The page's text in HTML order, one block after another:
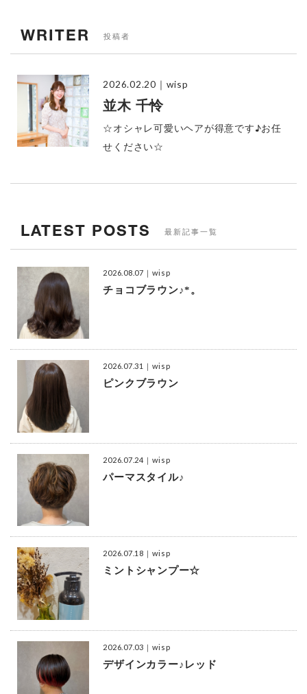
WRITER 投稿者
2026.02.20 ｜wisp
並木 千怜
☆オシャレ可愛いヘアが得意です♪お任
せください☆
LATEST POSTS 最新記事一覧
2026.08.07 ｜wisp
チョコブラウン♪*。
2026.07.31 ｜wisp
ピンクブラウン
2026.07.24 ｜wisp
パーマスタイル♪
2026.07.18 ｜wisp
ミントシャンプー☆
2026.07.03 ｜wisp
デザインカラー♪レッド